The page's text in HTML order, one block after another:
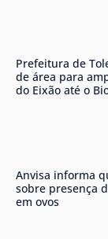
Prefeitura de
de área para
do Eixão até o
Anvisa informa
sobre presença
em ovos